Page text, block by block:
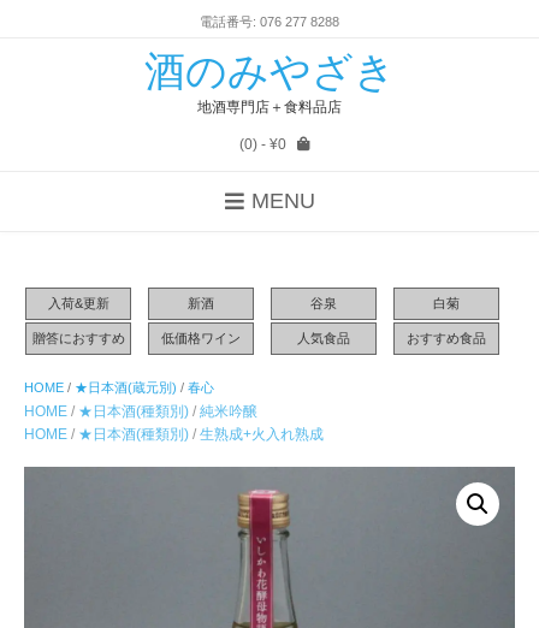
電話番号: 076 277 8288
酒のみやざき
地酒専門店＋食料品店
(0)- ¥0
MENU
入荷&更新 新酒 谷泉 白菊
贈答におすすめ 低価格ワイン 人気食品 おすすめ食品
HOME / ★日本酒(蔵元別) / 春心
HOME / ★日本酒(種類別) / 純米吟醸
HOME / ★日本酒(種類別) / 生熟成+火入れ熟成